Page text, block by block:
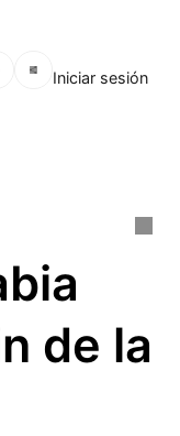
Iniciar sesión
de la